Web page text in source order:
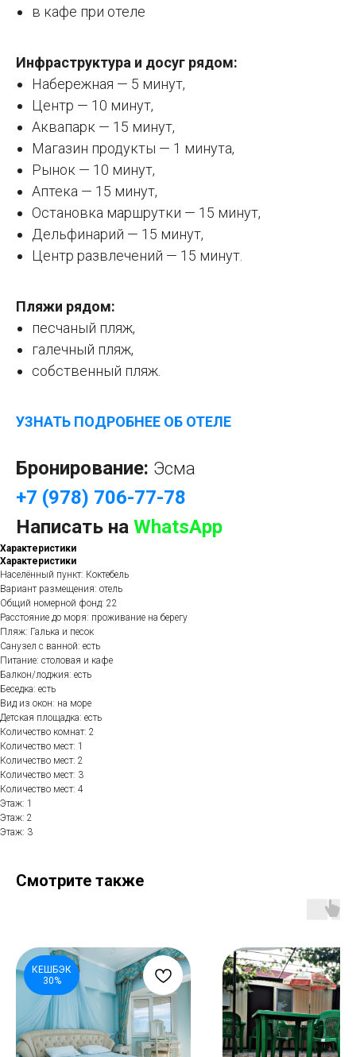
в кафе при отеле
Инфраструктура и досуг рядом:
Набережная — 5 минут,
Центр — 10 минут,
Аквапарк — 15 минут,
Магазин продукты — 1 минута,
Рынок — 10 минут,
Аптека — 15 минут,
Остановка маршрутки — 15 минут,
Дельфинарий — 15 минут,
Центр развлечений — 15 минут.
Пляжи рядом:
песчаный пляж,
галечный пляж,
собственный пляж.
УЗНАТЬ ПОДРОБНЕЕ ОБ ОТЕЛЕ
Бронирование: Эсма
+7 (978) 706-77-78
Написать на WhatsApp
Характеристики
Характеристики
Населённый пункт: Коктебель
Вариант размещения: отель
Общий номерной фонд: 22
Расстояние до моря: проживание на берегу
Пляж: Галька и песок
Санузел с ванной: есть
Питание: столовая и кафе
Балкон/лоджия: есть
Беседка: есть
Вид из окон: на море
Детская площадка: есть
Количество комнат: 2
Количество мест: 1
Количество мест: 2
Количество мест: 3
Количество мест: 4
Этаж: 1
Этаж: 2
Этаж: 3
Смотрите также
КЕШБЭК
30%